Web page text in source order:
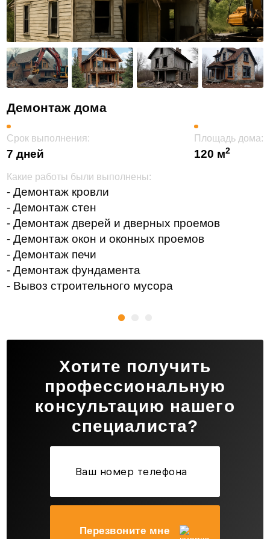
Демонтаж дома
Срок выполнения:
7 дней
Площадь дома:
120 м2
Какие работы были выполнены:
- Демонтаж кровли
- Демонтаж стен
- Демонтаж дверей и дверных проемов
- Демонтаж окон и оконных проемов
- Демонтаж печи
- Демонтаж фундамента
- Вывоз строительного мусора
Хотите получить
профессиональную
консультацию нашего
специалиста?
Перезвоните мне